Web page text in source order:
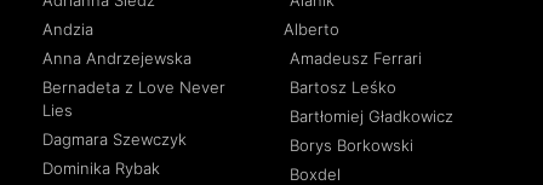
Andzia
Anna Andrzejewska
Bernadeta z Love Never
Lies
Dagmara Szewczyk
Dominika Rybak
Alberto
Amadeusz Ferrari
Bartosz Leśko
Bartłomiej Gładkowicz
Borys Borkowski
Boxdel